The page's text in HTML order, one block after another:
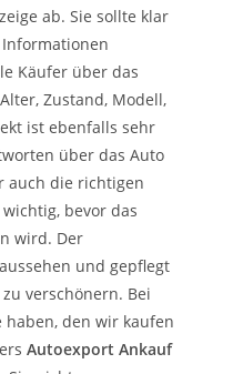
ab. Sie sollte klar
Käufer über das
Zustand, Modell,
ist ebenfalls sehr
über das Auto
auch die richtigen
bevor das
wird. Der
und gepflegt
verschönern. Bei
haben, den wir kaufen
Autoexport Ankauf